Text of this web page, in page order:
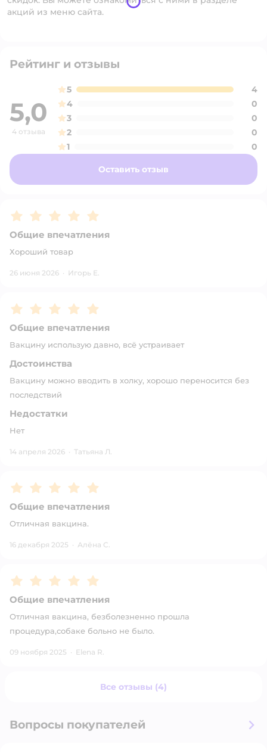
акций из меню сайта.
Рейтинг и отзывы
5,0
4 отзыва
5
4
4
0
3
0
2
0
1
0
Оставить отзыв
Рейтинг:5
Общие впечатления
Хороший товар
26 июня 2026 · Игорь Е.
Рейтинг:5
Общие впечатления
Вакцину использую давно, всё устраивает
Достоинства
Вакцину можно вводить в холку, хорошо переносится без
последствий
Недостатки
Нет
14 апреля 2026 · Татьяна Л.
Рейтинг:5
Общие впечатления
Отличная вакцина.
16 декабря 2025 · Алёна С.
Рейтинг:5
Общие впечатления
Отличная вакцина, безболезненно прошла
процедура,собаке больно не было.
09 ноября 2025 · Elena R.
Все отзывы (4)
Вопросы покупателей